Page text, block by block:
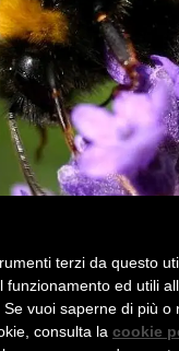
- info@la-
terzi da questo
funzionamento ed utili
Se vuoi saperne di più o
consulta la cookie